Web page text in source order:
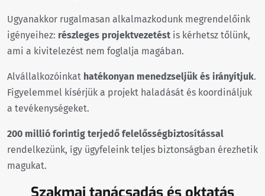
Ugyanakkor rugalmasan alkalmazkodunk megrendelőink
igényeihez: részleges projektvezetést is kérhetsz tőlünk,
ami a kivitelezést nem foglalja magában.
Alvállalkozóinkat hatékonyan menedzseljük és irányítjuk.
Figyelemmel kísérjük a projekt haladását és koordináljuk
a tevékenységeket.
200 millió forintig terjedő felelősségbiztosítással
rendelkezünk, így ügyfeleink teljes biztonságban érezhetik
magukat.